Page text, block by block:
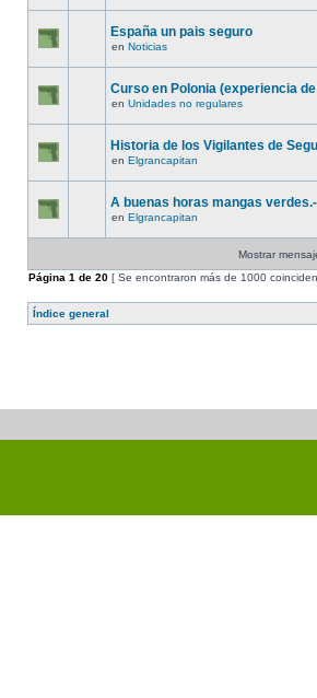
España un pais seguro
en Noticias
Curso en Polonia (experiencia
en Unidades no regulares
Historia de los Vigilantes de
en Elgrancapitan
A buenas horas mangas verdes.-
en Elgrancapitan
Mostrar
Página 1 de 20 [ Se encontraron más de 1000
Índice general